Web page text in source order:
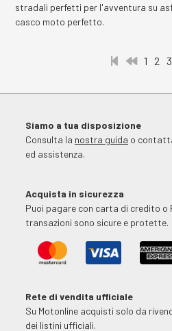
stradali perfetti per l'avventura su
casco moto perfetto.
1 2 3
Siamo a tua disposizione
Consulta la nostra guida o
ed assistenza.
Acquista in sicurezza
Puoi pagare con carta di credito o
transazioni sono sicure e protette.
Rete di vendita ufficiale
Su Motonline acquisti solo da
dei listini ufficiali.